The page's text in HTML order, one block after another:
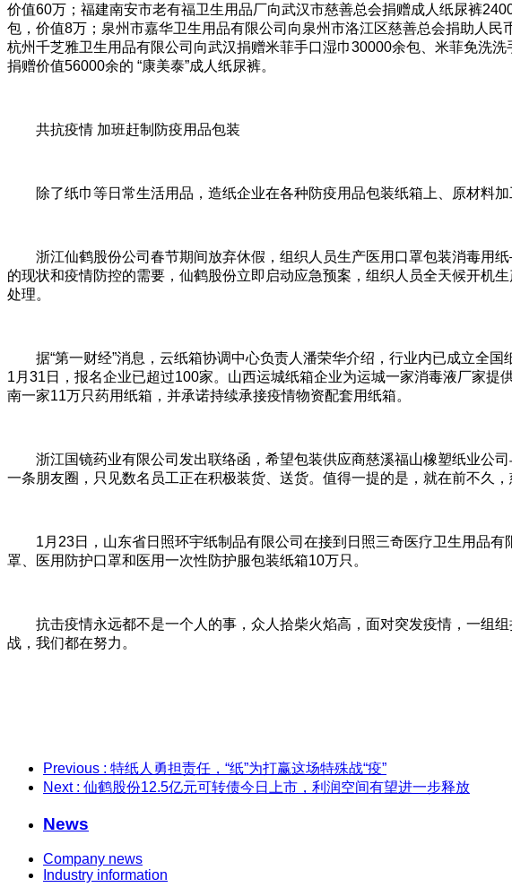
价值60万；福建南安市老有福卫生用品厂向武汉市慈善总会捐赠成人纸尿裤
包，价值8万；泉州市嘉华卫生用品有限公司向泉州市洛江区慈善总会捐助人
杭州千芝雅卫生用品有限公司向武汉捐赠米菲手口湿巾30000余包、米菲免洗
捐赠价值56000余的 “康美泰”成人纸尿裤。
共抗疫情 加班赶制防疫用品包装
除了纸巾等日常生活用品，造纸企业在各种防疫用品包装纸箱上、原材料加
浙江仙鹤股份公司春节期间放弃休假，组织人员生产医用口罩包装消毒
的现状和疫情防控的需要，仙鹤股份立即启动应急预案，组织人员全天候开机
处理。
据“第一财经”消息，云纸箱协调中心负责人潘荣华介绍，行业内已成立全
1月31日，报名企业已超过100家。山西运城纸箱企业为运城一家消毒液厂家
南一家11万只药用纸箱，并承诺持续承接疫情物资配套用纸箱。
浙江国镜药业有限公司发出联络函，希望包装供应商慈溪福山橡塑纸业公
一条朋友圈，只见数名员工正在积极装货、送货。值得一提的是，就在前不久
1月23日，山东省日照环宇纸制品有限公司在接到日照三奇医疗卫生用品
罩、医用防护口罩和医用一次性防护服包装纸箱10万只。
抗击疫情永远都不是一个人的事，众人拾柴火焰高，面对突发疫情，一组
战，我们都在努力。
Previous : 特纸人勇担责任，“纸”为打赢这场特殊战“疫”
Next : 仙鹤股份12.5亿元可转债今日上市，利润空间有望进一步释放
News
Company news
Industry information